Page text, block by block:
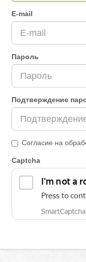
E-mail
Пароль
Подтверждение
Согласие на
Captcha